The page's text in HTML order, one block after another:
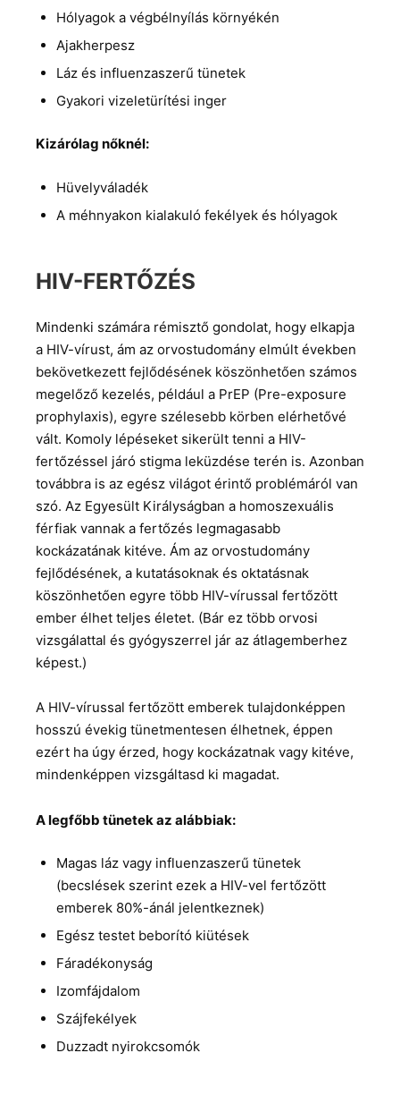
Hólyagok a végbélnyílás környékén
Ajakherpesz
Láz és influenzaszerű tünetek
Gyakori vizeletürítési inger
Kizárólag nőknél:
Hüvelyváladék
A méhnyakon kialakuló fekélyek és hólyagok
HIV-FERTŐZÉS
Mindenki számára rémisztő gondolat, hogy elkapja
a HIV-vírust, ám az orvostudomány elmúlt években
bekövetkezett fejlődésének köszönhetően számos
megelőző kezelés, például a PrEP (Pre-exposure
prophylaxis), egyre szélesebb körben elérhetővé
vált. Komoly lépéseket sikerült tenni a HIV-
fertőzéssel járó stigma leküzdése terén is. Azonban
továbbra is az egész világot érintő problémáról van
szó. Az Egyesült Királyságban a homoszexuális
férfiak vannak a fertőzés legmagasabb
kockázatának kitéve. Ám az orvostudomány
fejlődésének, a kutatásoknak és oktatásnak
köszönhetően egyre több HIV-vírussal fertőzött
ember élhet teljes életet. (Bár ez több orvosi
vizsgálattal és gyógyszerrel jár az átlagemberhez
képest.)
A HIV-vírussal fertőzött emberek tulajdonképpen
hosszú évekig tünetmentesen élhetnek, éppen
ezért ha úgy érzed, hogy kockázatnak vagy kitéve,
mindenképpen vizsgáltasd ki magadat.
A legfőbb tünetek az alábbiak:
Magas láz vagy influenzaszerű tünetek
(becslések szerint ezek a HIV-vel fertőzött
emberek 80%-ánál jelentkeznek)
Egész testet beborító kiütések
Fáradékonyság
Izomfájdalom
Szájfekélyek
Duzzadt nyirokcsomók